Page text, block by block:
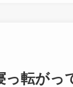
転がっ